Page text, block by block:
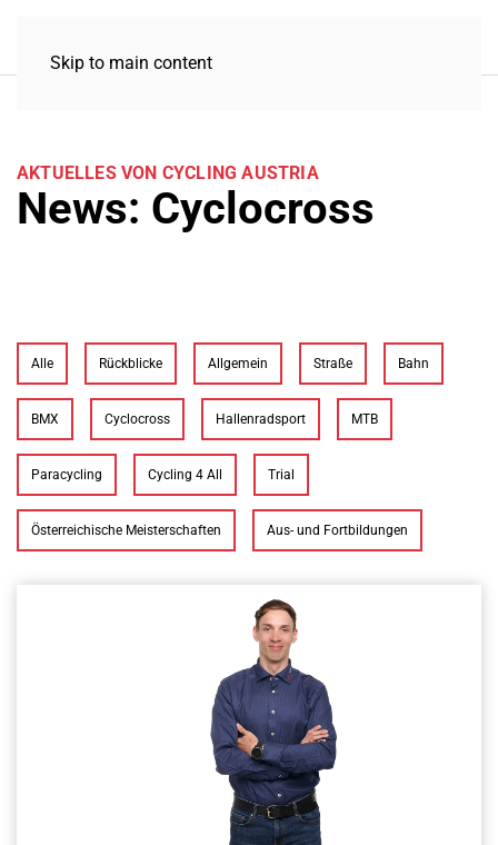
Skip to main content
AKTUELLES VON CYCLING AUSTRIA
News: Cyclocross
Alle Rückblicke Allgemein Straße Bahn
BMX Cyclocross Hallenradsport MTB
Paracycling Cycling 4 All Trial
Österreichische Meisterschaften Aus- und Fortbildungen